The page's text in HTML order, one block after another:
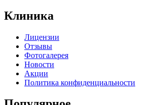
Клиника
Лицензии
Отзывы
Фотогалерея
Новости
Акции
Политика конфиденциальности